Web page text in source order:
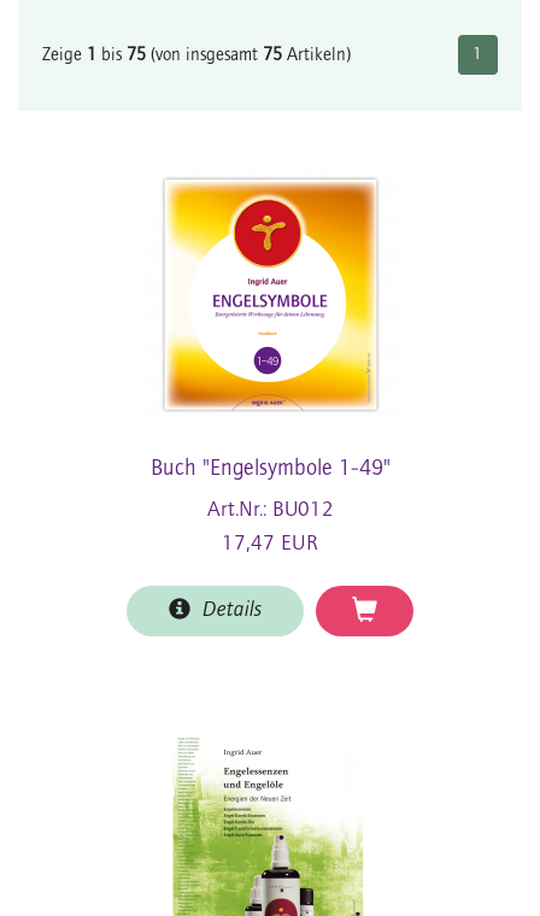
Zeige 1 bis 75 (von insgesamt 75 Artikeln) 1
Buch "Engelsymbole 1-49"
Art.Nr.: BU012
17,47 EUR
Details